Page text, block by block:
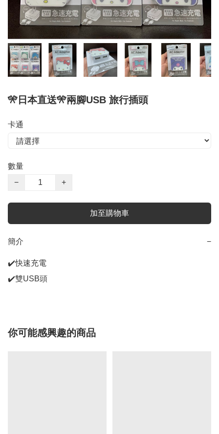
️🎌日本直送🎌兩腳USB 旅行插頭
卡通
數量
−
+
加至購物車
簡介 −
✔️快速充電
你可能感興趣的商品